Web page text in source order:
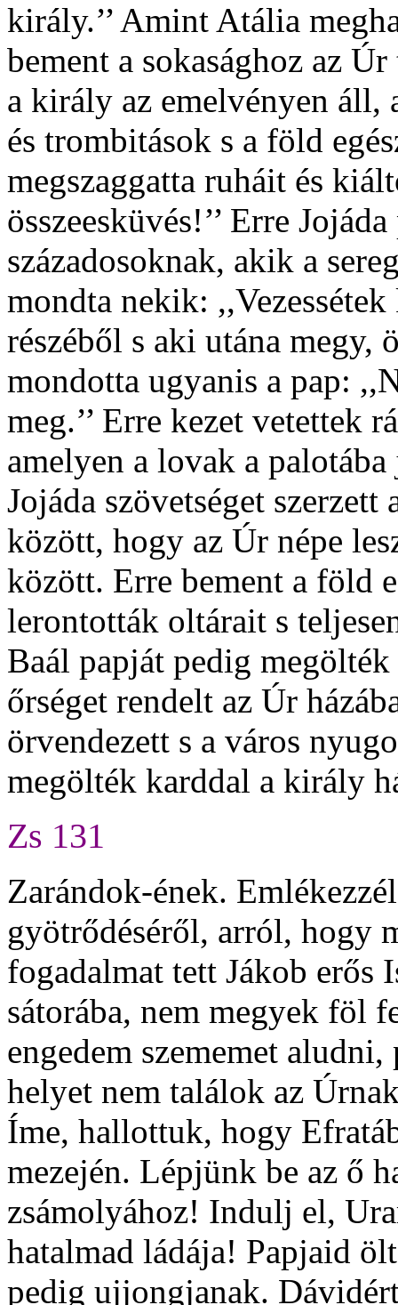
király.’’ Amint Atália
bement a sokasághoz az
a király az emelvényen áll,
és trombitások s a föld
megszaggatta ruháit és
összeesküvés!’’ Erre
századosoknak, akik a
mondta nekik:
részéből s aki utána megy,
mondotta ugyanis a pap:
meg.’’ Erre kezet vetettek
amelyen a lovak a
Jojáda szövetséget
között, hogy az Úr népe
között. Erre bement a föld
lerontották oltárait s
Baál papját pedig
őrséget rendelt az Úr
örvendezett s a város
megölték karddal a király
Zs 131
Zarándok-ének.
gyötrődéséről, arról, hogy
fogadalmat tett Jákob erős
sátorába, nem megyek föl
engedem szememet
helyet nem találok az
Íme, hallottuk, hogy
mezején. Lépjünk be az ő
zsámolyához! Indulj el,
hatalmad ládája! Papjaid
pedig ujjongjanak.